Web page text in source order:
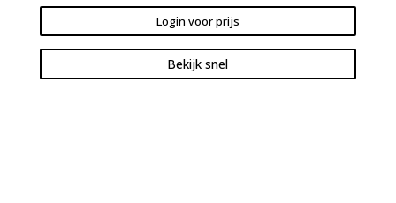
Login voor prijs
Bekijk snel